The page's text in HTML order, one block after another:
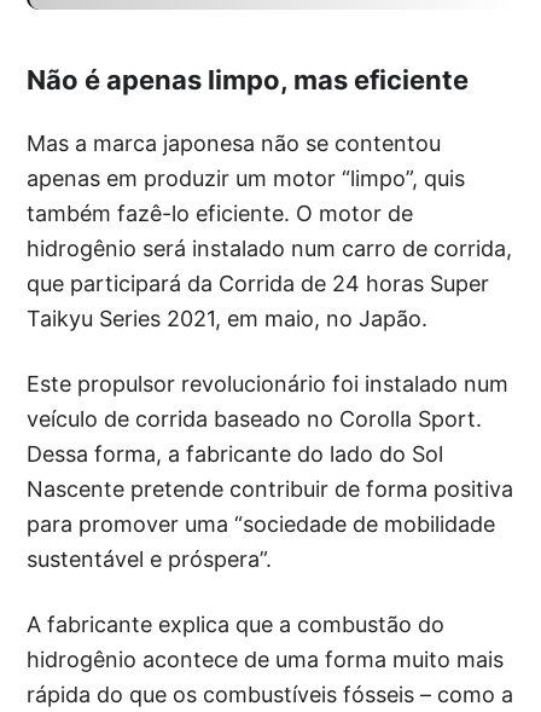
Não é apenas limpo, mas eficiente
Mas a marca japonesa não se contentou
apenas em produzir um motor “limpo”, quis
também fazê-lo eficiente. O motor de
hidrogênio será instalado num carro de corrida,
que participará da Corrida de 24 horas Super
Taikyu Series 2021, em maio, no Japão.
Este propulsor revolucionário foi instalado num
veículo de corrida baseado no Corolla Sport.
Dessa forma, a fabricante do lado do Sol
Nascente pretende contribuir de forma positiva
para promover uma “sociedade de mobilidade
sustentável e próspera”.
A fabricante explica que a combustão do
hidrogênio acontece de uma forma muito mais
rápida do que os combustíveis fósseis – como a